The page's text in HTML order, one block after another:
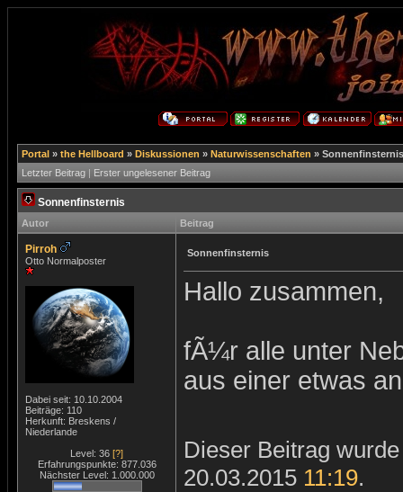
Portal » the Hellboard » Diskussionen » Naturwissenschaften » Sonnenfinsternis
Letzter Beitrag | Erster ungelesener Beitrag
Sonnenfinsternis
Autor Beitrag
Pirroh
Otto Normalposter
Dabei seit: 10.10.2004
Beiträge: 110
Herkunft: Breskens /
Niederlande
Level: 36 [?]
Erfahrungspunkte: 877.036
Nächster Level: 1.000.000
Sonnenfinsternis
Hallo zusammen,
fÃ¼r alle unter
aus einer etwas
Dieser Beitrag
20.03.2015 11:19.